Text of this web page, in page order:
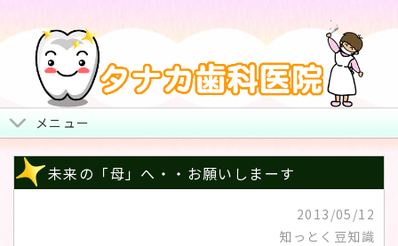
メニュー
トップページ
未来の「母」へ・・お願いしまーす
2013/05/12
知っとく豆知識